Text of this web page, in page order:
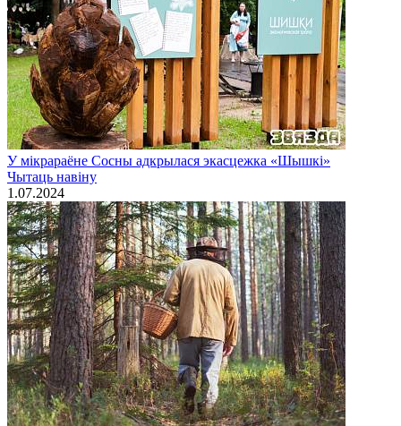
У мікрараёне Сосны адкрылася экасцежка «Шышкі»
Чытаць навiну
1.07.2024